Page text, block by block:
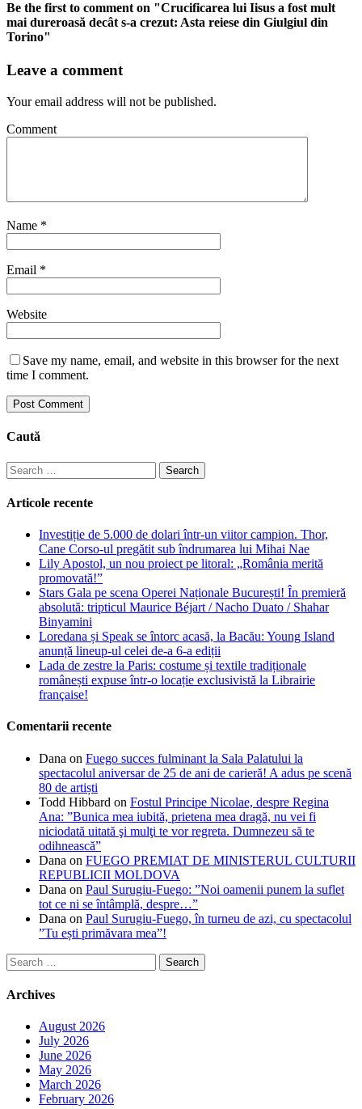
Be the first to comment on "Crucificarea lui Iisus a fost mult
mai dureroasă decât s-a crezut: Asta reiese din Giulgiul din
Torino"
Leave a comment
Your email address will not be published.
Comment
Name *
Email *
Website
Save my name, email, and website in this browser for the next
time I comment.
Caută
Search
for:
Articole recente
Investiție de 5.000 de dolari într-un viitor campion. Thor,
Cane Corso-ul pregătit sub îndrumarea lui Mihai Nae
Lily Apostol, un nou proiect pe litoral: „România merită
promovată!”
Stars Gala pe scena Operei Naționale București! În premieră
absolută: tripticul Maurice Béjart / Nacho Duato / Shahar
Binyamini
Loredana și Speak se întorc acasă, la Bacău: Young Island
anunță lineup-ul celei de-a 6-a ediții
Lada de zestre la Paris: costume și textile tradiționale
românești expuse într-o locație exclusivistă la Librairie
française!
Comentarii recente
Dana on Fuego succes fulminant la Sala Palatului la
spectacolul aniversar de 25 de ani de carieră! A adus pe scenă
80 de artiști
Todd Hibbard on Fostul Principe Nicolae, despre Regina
Ana: ”Bunica mea iubită, prietena mea dragă, nu vei fi
niciodată uitată şi mulţi te vor regreta. Dumnezeu să te
odihnească”
Dana on FUEGO PREMIAT DE MINISTERUL CULTURII
REPUBLICII MOLDOVA
Dana on Paul Surugiu-Fuego: ”Noi oamenii punem la suflet
tot ce ni se întâmplă, despre…”
Dana on Paul Surugiu-Fuego, în turneu de azi, cu spectacolul
”Tu ești primăvara mea”!
Search
for:
Archives
August 2026
July 2026
June 2026
May 2026
March 2026
February 2026